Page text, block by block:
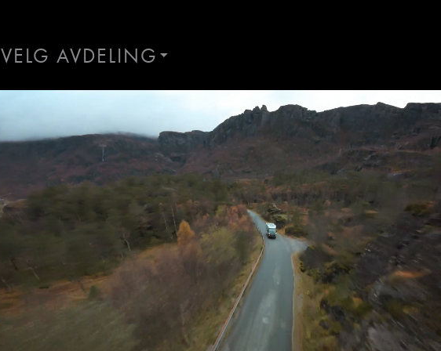
VELG AVDELING
ÅNDALSNES
Ta kontakt
Lurer du på noe? Spør!
Sted
Hva gjelder det?